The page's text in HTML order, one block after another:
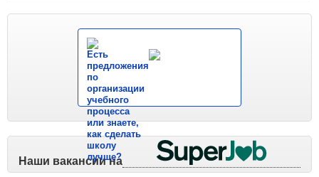
Есть
предложения
по
организации
учебного
процесса
или знаете,
как сделать
школу
лучше?
Наши вакансии на